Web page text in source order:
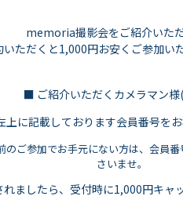
memoria撮影会をご紹介いただ
ただくと1,000円お安くご参加い
■ ご紹介いただくカメラマン様
上に記載しております会員番号を
ご参加でお手元にない方は、会員
さいませ。
ましたら、受付時に1,000円キャ